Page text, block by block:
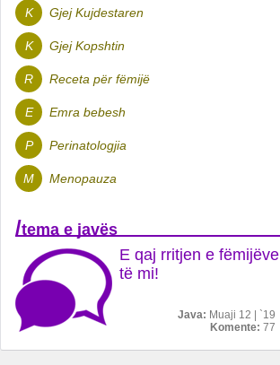
K Gjej Kujdestaren
K Gjej Kopshtin
R Receta për fëmijë
E Emra bebesh
P Perinatologjia
M Menopauza
/tema e javës
E qaj rritjen e fëmijëve
të mi!
Java: Muaji 12 | `19
Komente: 77